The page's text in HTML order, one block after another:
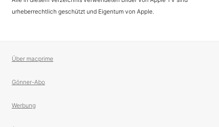
urheberrechtlich geschützt und Eigentum von Apple.
Über macprime
Gönner-Abo
Werbung